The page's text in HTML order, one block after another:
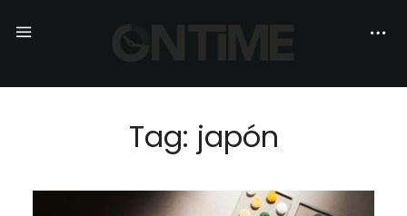
Tag: japón